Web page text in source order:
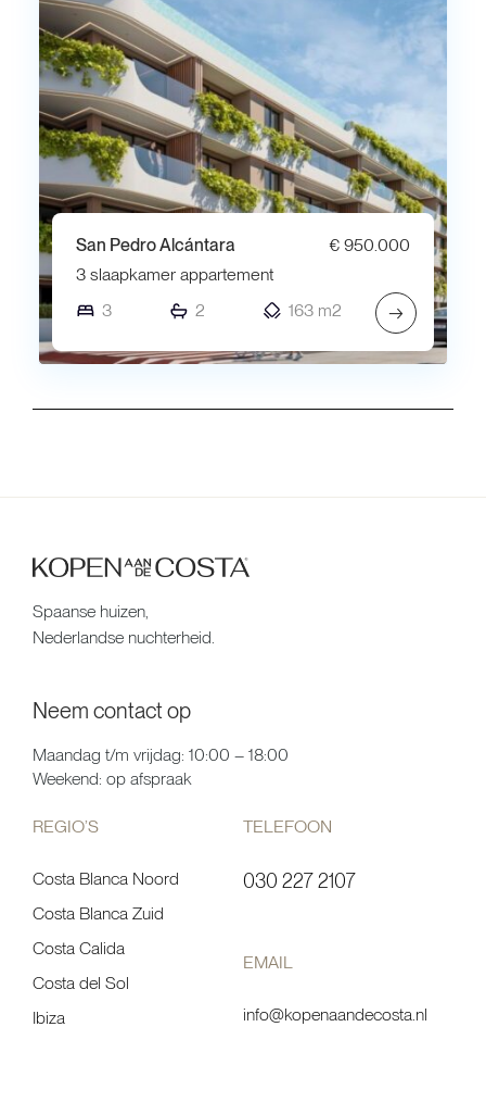
San Pedro Alcántara
€ 950.000
3 slaapkamer appartement
3
2 163 m2 →
Spaanse huizen,
Nederlandse nuchterheid.
Neem contact op
Maandag t/m vrijdag: 10:00 – 18:00
Weekend: op afspraak
REGIO’S
Costa Blanca Noord
Costa Blanca Zuid
Costa Calida
Costa del Sol
Ibiza
TELEFOON
030 227 2107
EMAIL
info@kopenaandecosta.nl